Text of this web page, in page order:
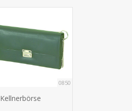
0850
Kellnerbörse